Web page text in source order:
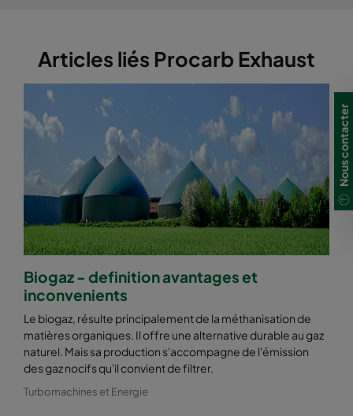
Articles liés Procarb Exhaust
Biogaz - definition avantages et
inconvenients
Le biogaz, résulte principalement de la méthanisation de
matières organiques. Il offre une alternative durable au gaz
naturel. Mais sa production s'accompagne de l'émission
des gaz nocifs qu'il convient de filtrer.
Turbomachines et Energie
Nous contacter